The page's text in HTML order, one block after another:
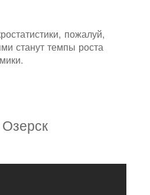
пожалуй,
станут темпы роста